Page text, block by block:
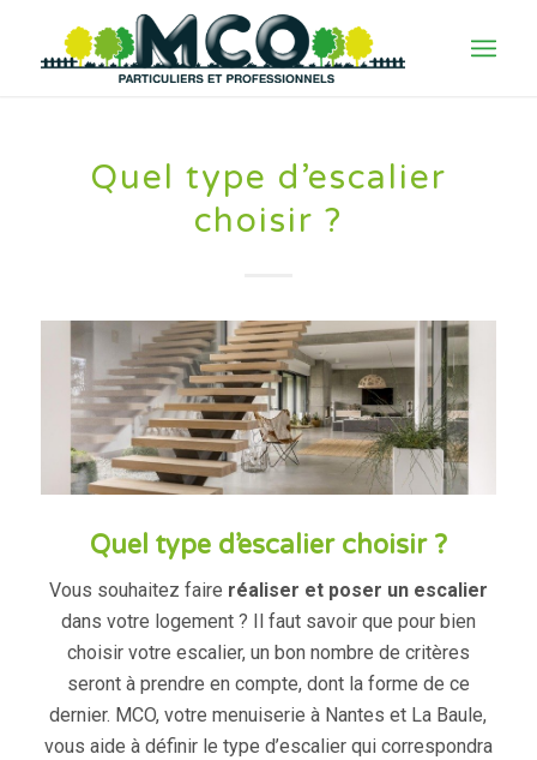
Quel type d’escalier
choisir ?
Quel type d’escalier choisir ?
Vous souhaitez faire réaliser et poser un escalier
dans votre logement ? Il faut savoir que pour bien
choisir votre escalier, un bon nombre de critères
seront à prendre en compte, dont la forme de ce
dernier. MCO, votre menuiserie à Nantes et La Baule,
vous aide à définir le type d’escalier qui correspondra